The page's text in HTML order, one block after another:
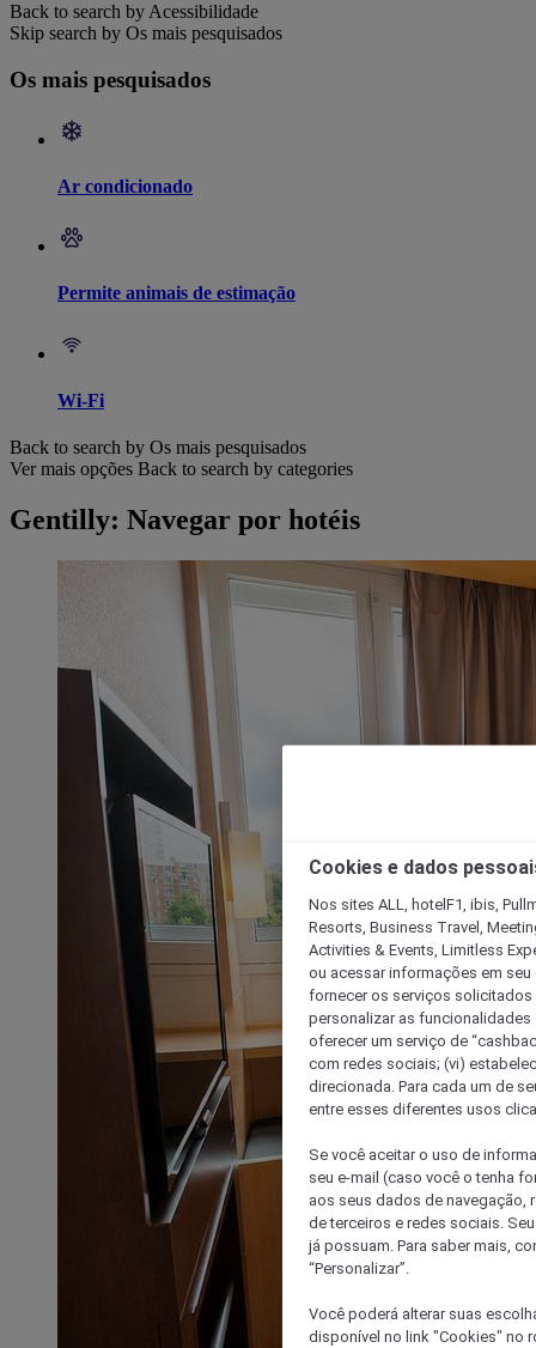
Back to search by Acessibilidade
Skip search by Os mais pesquisados
Os mais pesquisados
Ar condicionado
Permite animais de estimação
Wi-Fi
Back to search by Os mais pesquisados
Ver mais opções Back to search by categories
Gentilly: Navegar por hotéis
Cookies e dados
Nos sites ALL, hotelF1, ibis,
Resorts, Business Travel,
Activities & Events, Limitless
ou acessar informações em
fornecer os serviços solicitados
personalizar as
oferecer um serviço de
com redes sociais; (vi)
direcionada. Para cada um de
entre esses diferentes usos
Se você aceitar o uso de
seu e-mail (caso você o tenha
aos seus dados de navegação,
de terceiros e redes sociais.
já possuam. Para saber mais,
“Personalizar”.
Você poderá alterar suas
disponível no link "Cookies" no